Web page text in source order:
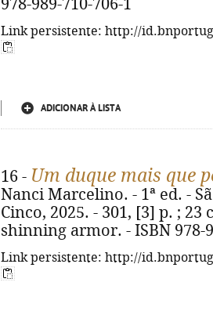
978-989-710-706-1
Link persistente: http://
ADICIONAR À LISTA
16 - Um duque mais que
Nanci Marcelino. - 1ª ed. -
Cinco, 2025. - 301, [3] p. ;
shinning armor. - ISBN 978-
Link persistente: http://